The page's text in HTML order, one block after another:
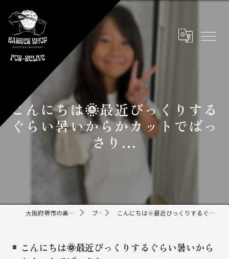
こんにちは🌞最近びっくりする
ぐらい暑いからかカットでばっ
さり...
大阪府堺市の美容室ならFor-Relive ブログ こんにちは🌞最近びっくりするぐらい暑いからかカットでばっさり...
こんにちは🌞最近びっくりするぐらい暑いから